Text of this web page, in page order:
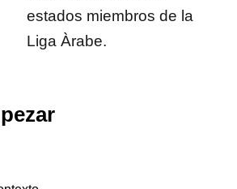
estados miembros de la
Liga Àrabe.